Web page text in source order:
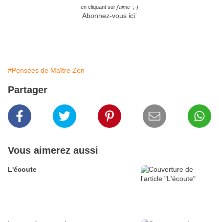
en cliquant sur j'aime ;-)
Abonnez-vous ici:
#Pensées de Maître Zen
Partager
Vous aimerez aussi
L'écoute